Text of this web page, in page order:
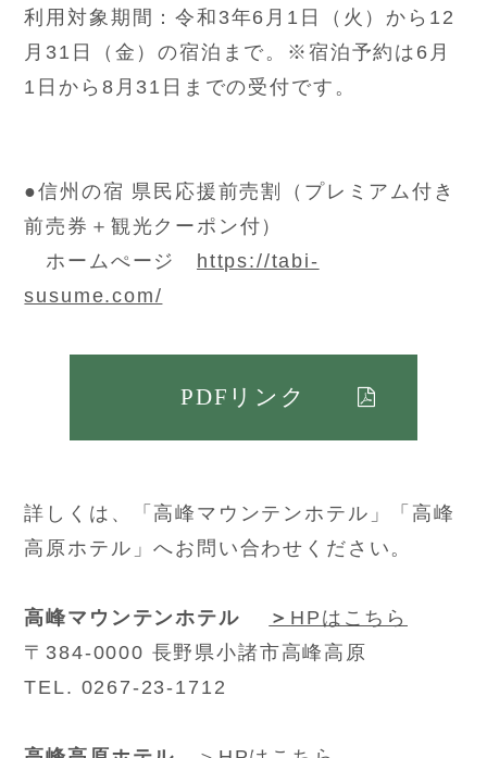
利用対象期間：令和3年6月1日（火）から12
月31日（金）の宿泊まで。※宿泊予約は6月
1日から8月31日までの受付です。
●信州の宿 県民応援前売割（プレミアム付き
前売券＋観光クーポン付）
ホームぺージ
https://tabi-
susume.com/
PDFリンク
詳しくは、「高峰マウンテンホテル」「高峰
高原ホテル」へお問い合わせください。
高峰マウンテンホテル ＞ HPはこちら
〒384-0000 長野県小諸市高峰高原
TEL. 0267-23-1712